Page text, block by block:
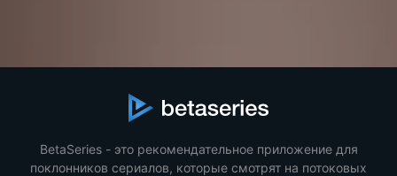
BetaSeries - это рекомендательное приложение для
поклонников сериалов, которые смотрят на потоковых